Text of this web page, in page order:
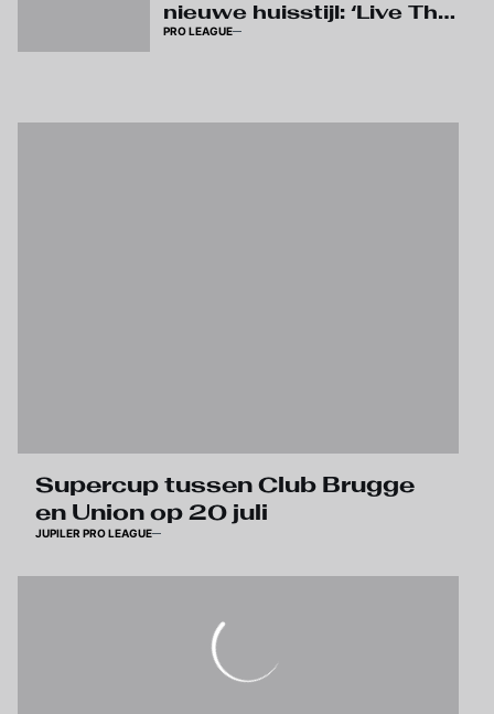
nieuwe huisstijl: ‘Live The
Game’
PRO LEAGUE
Supercup tussen Club Brugge
en Union op 20 juli
JUPILER PRO LEAGUE